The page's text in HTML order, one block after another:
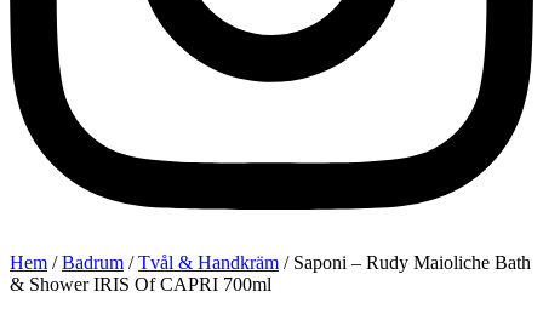
Hem /Badrum /Tvål & Handkräm / Saponi – Rudy Maioliche Bath
& Shower IRIS Of CAPRI 700ml